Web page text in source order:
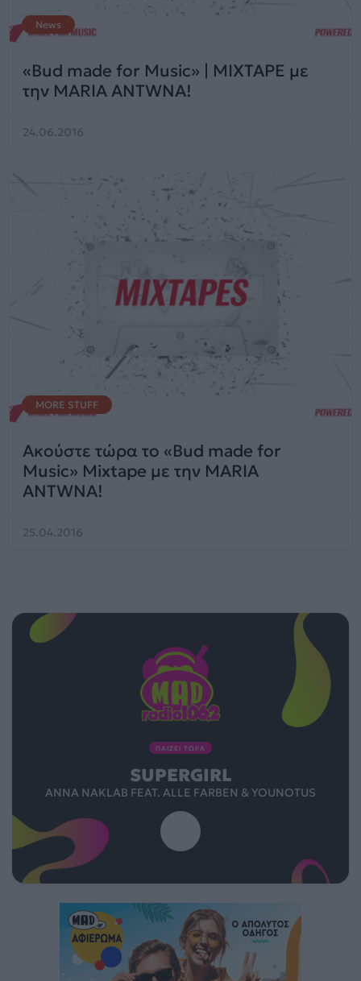
News
«Bud made for Music» | MIXTAPE με
την MARIA ANTWNA!
24.06.2016
MORE STUFF
Ακούστε τώρα το «Bud made for
Music» Mixtape με την MARIA
ANTWNA!
25.04.2016
ΠΑΙΖΕΙ ΤΩΡΑ
SUPERGIRL
ANNA NAKLAB FEAT. ALLE FARBEN & YOUNOTUS